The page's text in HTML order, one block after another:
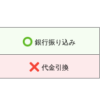
銀行振り込み
代金引換